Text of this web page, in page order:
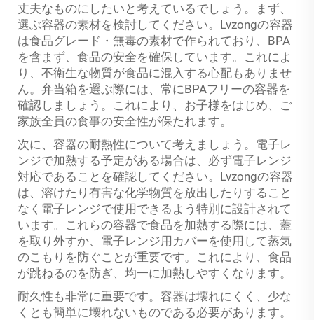
丈夫なものにしたいと考えているでしょう。まず、
選ぶ容器の素材を検討してください。Lvzongの容器
は食品グレード・無毒の素材で作られており、BPA
を含まず、食品の安全を確保しています。これによ
り、不衛生な物質が食品に混入する心配もありませ
ん。弁当箱を選ぶ際には、常にBPAフリーの容器を
確認しましょう。これにより、お子様をはじめ、ご
家族全員の食事の安全性が保たれます。
次に、容器の耐熱性について考えましょう。電子レ
ンジで加熱する予定がある場合は、必ず電子レンジ
対応であることを確認してください。Lvzongの容器
は、溶けたり有害な化学物質を放出したりすること
なく電子レンジで使用できるよう特別に設計されて
います。これらの容器で食品を加熱する際には、蓋
を取り外すか、電子レンジ用カバーを使用して蒸気
のこもりを防ぐことが重要です。これにより、食品
が跳ねるのを防ぎ、均一に加熱しやすくなります。
耐久性も非常に重要です。容器は壊れにくく、少な
くとも簡単に壊れないものである必要があります。